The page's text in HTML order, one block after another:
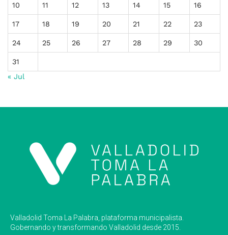
10 11 12 13 14 15 16
17 18 19 20 21 22 23
24 25 26 27 28 29 30
31
« Jul
Valladolid Toma La Palabra, plataforma municipalista.
Gobernando y transformando Valladolid desde 2015.